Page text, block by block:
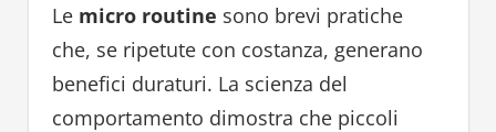
Le micro routine sono brevi pratiche
che, se ripetute con costanza, generano
benefici duraturi. La scienza del
comportamento dimostra che piccoli